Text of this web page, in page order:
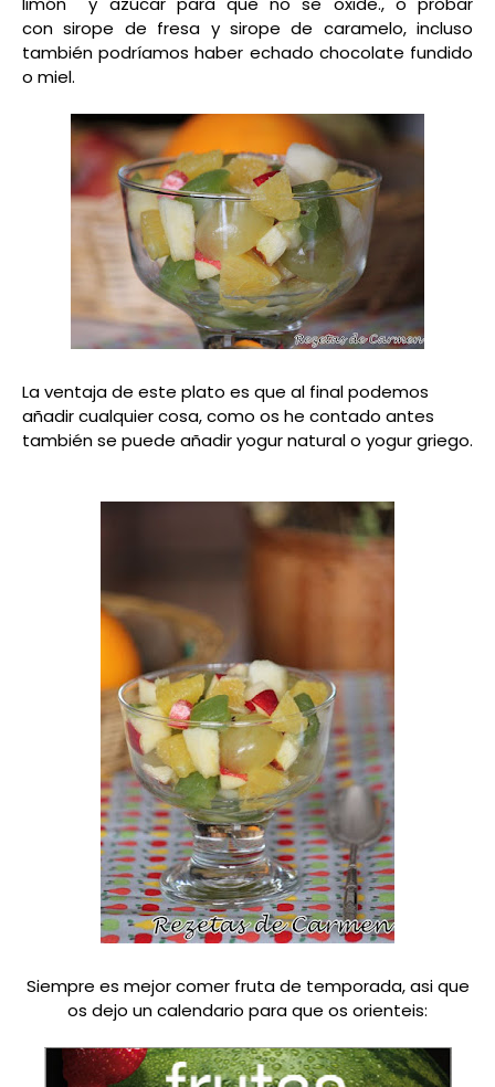
consirope de fresa y sirope de caramelo, incluso
también podríamos haber echado chocolate fundido
o miel.
La ventaja de este plato es que al final podemos
añadir cualquier cosa, como os he contado antes
también se puede añadir yogur natural o yogur griego.
Siempre es mejor comer fruta de temporada, asi que
os dejo un calendario para que os orienteis: